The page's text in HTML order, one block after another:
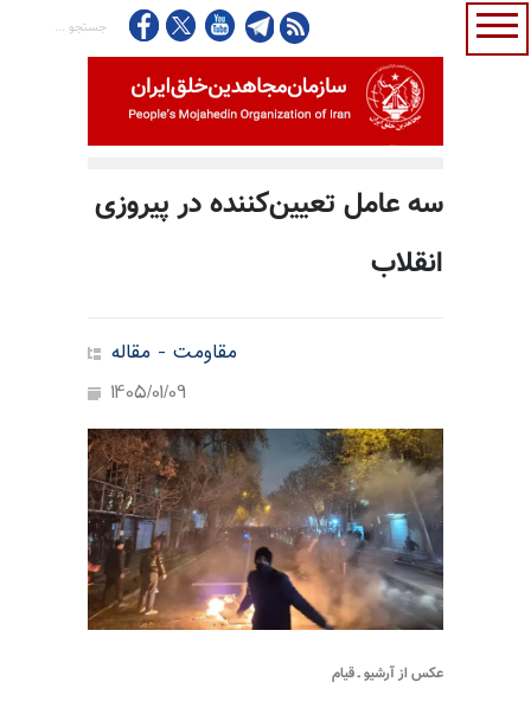
سه عامل تعیین‌کننده در پیروزی
انقلاب
مقاومت - مقاله
1405/01/09
عکس از آرشیو ـ قیام